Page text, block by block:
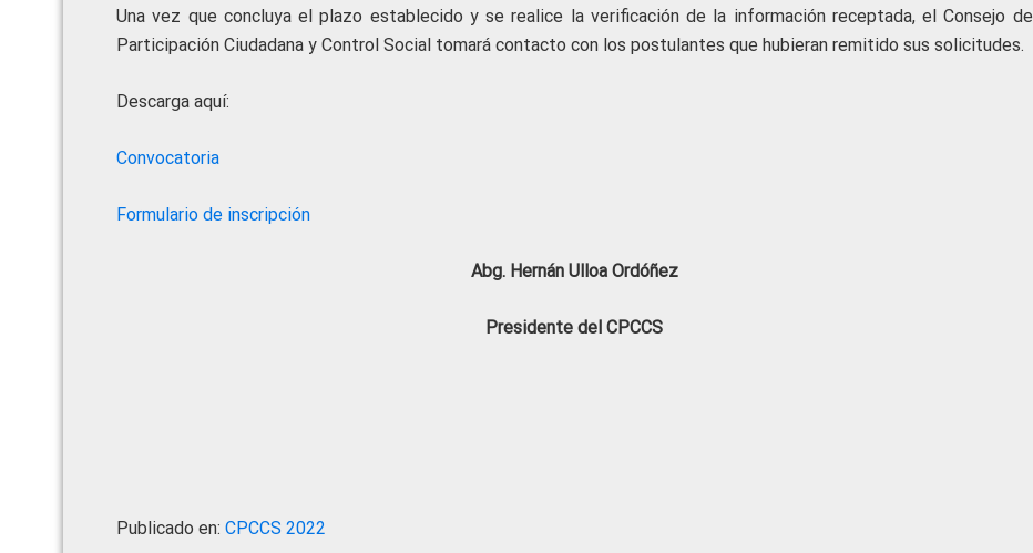
Una vez que concluya el plazo establecido y se realice la verificación de la información receptada, el Consejo de
Participación Ciudadana y Control Social tomará contacto con los postulantes que hubieran remitido sus solicitudes.
Descarga aquí:
Convocatoria
Formulario de inscripción
Abg. Hernán Ulloa Ordóñez
Presidente del CPCCS
Publicado en: CPCCS 2022